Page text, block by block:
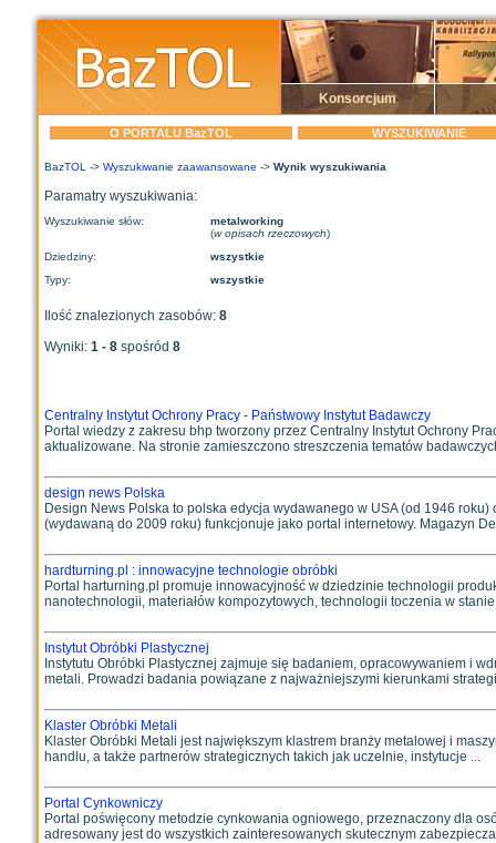
Konsorcjum
O PORTALU BazTOL WYSZUKIWANIE
BazTOL -> Wyszukiwanie zaawansowane -> Wynik wyszukiwania
Paramatry wyszukiwania:
Wyszukiwanie słów:
metalworking
(w opisach rzeczowych)
Dziedziny:
wszystkie
Typy:
wszystkie
Ilość znalezionych zasobów: 8
Wyniki: 1 - 8 spośród 8
Centralny Instytut Ochrony Pracy - Państwowy Instytut Badawczy
Portal wiedzy z zakresu bhp tworzony przez Centralny Instytut Ochrony
aktualizowane. Na stronie zamieszczono streszczenia tematów
design news Polska
Design News Polska to polska edycja wydawanego w USA (od 1946
(wydawaną do 2009 roku) funkcjonuje jako portal internetowy. Magazyn
hardturning.pl : innowacyjne technologie obróbki
Portal harturning.pl promuje innowacyjność w dziedzinie technologii
nanotechnologii, materiałów kompozytowych, technologii toczenia w
Instytut Obróbki Plastycznej
Instytutu Obróbki Plastycznej zajmuje się badaniem, opracowywaniem i
metali. Prowadzi badania powiązane z najważniejszymi kierunkami
Klaster Obróbki Metali
Klaster Obróbki Metali jest największym klastrem branży metalowej i
handlu, a także partnerów strategicznych takich jak uczelnie, instytucje ...
Portal Cynkowniczy
Portal poświęcony metodzie cynkowania ogniowego, przeznaczony dla
adresowany jest do wszystkich zainteresowanych skutecznym